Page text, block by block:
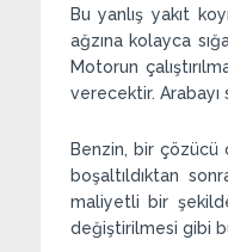
Bu yanlış yakıt
ağzına kolayca
Motorun
verecektir.
Benzin, bir çözücü
boşaltıldıktan
maliyetli bir
değiştirilmesi gibi